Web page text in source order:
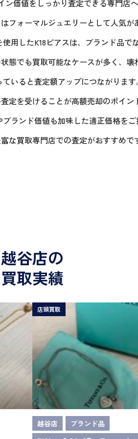
価値をしっかり査定できる専門店
ォーマルジュエリーとして人気が
用したK18ピアスは、ブランド品で
態でも買取可能なケースが多く、
いると査定額アップにつながりま
定を受けることが高額売却のポイ
ランド価値も加味した適正価格を
な買取専門店での査定がおすすめで
越谷店の
買取実績
店頭買取
越谷店
ブランド品